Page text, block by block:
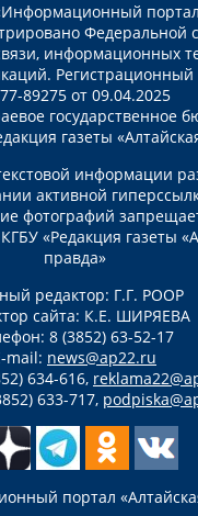
Федеральной
информационных
89275 от 09.04.2025
государственное
газеты
информации
активной
фотографий
«Редакция газеты
правда»
редактор: Г.Г. РООР
сайта: К.Е. ШИРЯЕВА
8 (3852) 63-52-17
mail: news@ap22.ru
634-616,
633-717,
портал